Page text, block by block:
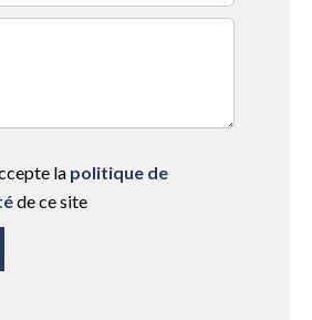
la politique de
de ce site